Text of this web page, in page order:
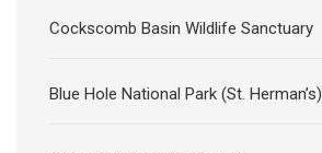
Cockscomb Basin Wildlife Sanctuary
Blue Hole National Park (St. Herman’s)